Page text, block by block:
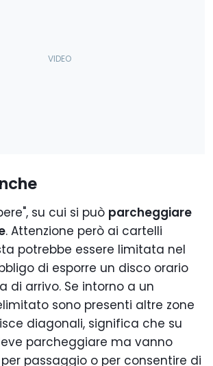
su cui si può parcheggiare
. Attenzione però ai cartelli
potrebbe essere limitata nel
di esporre un disco orario
di arrivo. Se intorno a un
sono presenti altre zone
diagonali, significa che su
parcheggiare ma vanno
passaggio o per consentire di